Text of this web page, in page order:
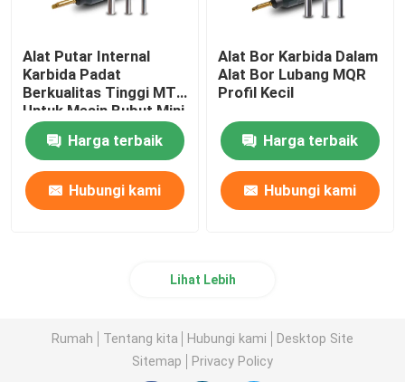
Alat Putar Internal
Karbida Padat
Berkualitas Tinggi MTR
Untuk Mesin Bubut Mini
Harga terbaik
Hubungi kami
Alat Bor Karbida Dalam
Alat Bor Lubang MQR
Profil Kecil
Harga terbaik
Hubungi kami
Lihat Lebih
Rumah Tentang kita Hubungi kami
Desktop Site
Sitemap
Privacy Policy